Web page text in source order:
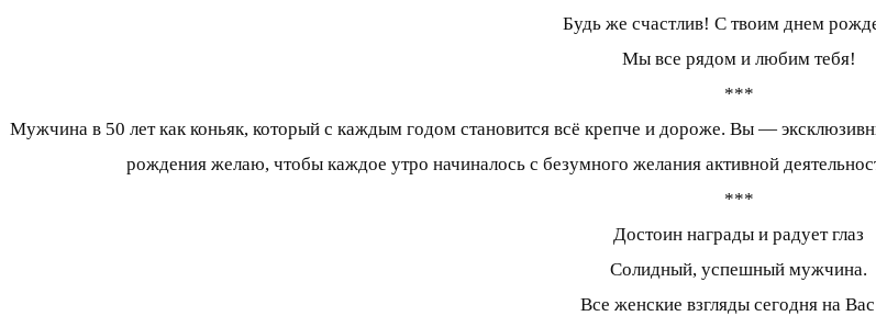
Будь же счастлив! С твоим днем
Мы все рядом и любим тебя!
***
Мужчина в 50 лет как коньяк, который с каждым годом становится всё крепче и дороже. Вы —
рождения желаю, чтобы каждое утро начиналось с безумного желания активной
***
Достоин награды и радует глаз
Солидный, успешный мужчина.
Все женские взгляды сегодня на